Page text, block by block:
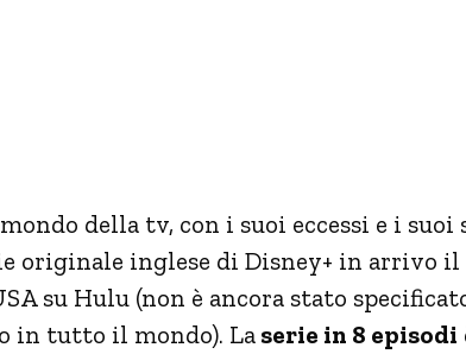
della tv, con i suoi eccessi e i
originale inglese di Disney+ in arrivo il
su Hulu (non è ancora stato
in tutto il mondo). La serie in 8 episodi